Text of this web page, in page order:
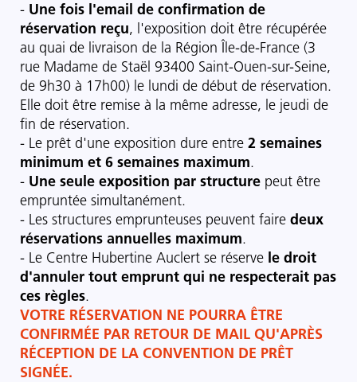
- Une fois l'email de confirmation de
réservation reçu, l'exposition doit être récupérée
au quai de livraison de la Région Île-de-France (3
rue Madame de Staël 93400 Saint-Ouen-sur-Seine,
de 9h30 à 17h00) le lundi de début de réservation.
Elle doit être remise à la même adresse, le jeudi de
fin de réservation.
- Le prêt d'une exposition dure entre 2 semaines
minimum et 6 semaines maximum.
- Une seule exposition par structure peut être
empruntée simultanément.
- Les structures emprunteuses peuvent faire deux
réservations annuelles maximum.
- Le Centre Hubertine Auclert se réserve le droit
d'annuler tout emprunt qui ne respecterait pas
ces règles.
VOTRE RÉSERVATION NE POURRA ÊTRE
CONFIRMÉE PAR RETOUR DE MAIL QU'APRÈS
RÉCEPTION DE LA CONVENTION DE PRÊT
SIGNÉE.